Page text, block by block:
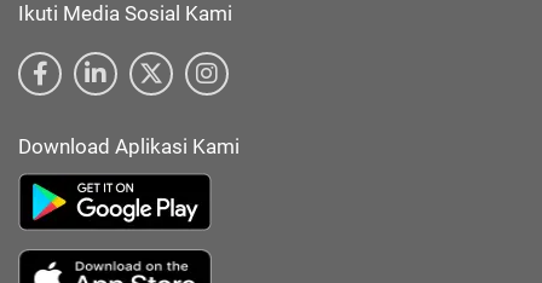
Ikuti Media Sosial Kami
Download Aplikasi Kami